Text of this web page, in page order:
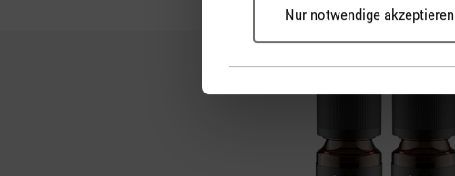
Nur notwendige akzeptieren